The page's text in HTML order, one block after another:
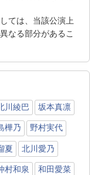
ては、当該公演上
なる部分があるこ
川綾巴 坂本真凛
樺乃 野村実代
夏 北川愛乃
村和泉 和田愛菜